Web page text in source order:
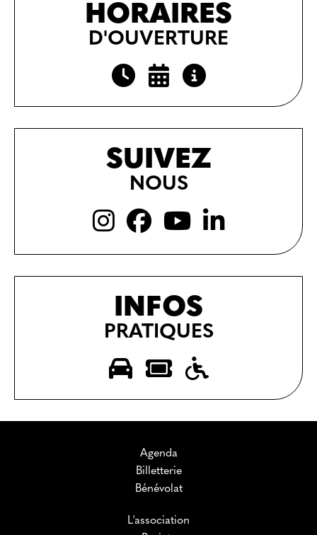
HORAIRES
D'OUVERTURE
SUIVEZ
NOUS
INFOS
PRATIQUES
Agenda
Billetterie
Bénévolat
L'association